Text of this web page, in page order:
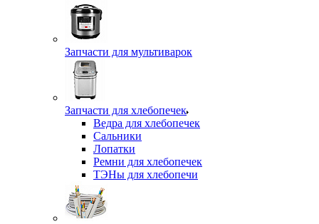
Запчасти для мультиварок
Запчасти для хлебопечек
Ведра для хлебопечек
Сальники
Лопатки
Ремни для хлебопечек
ТЭНы для хлебопечи